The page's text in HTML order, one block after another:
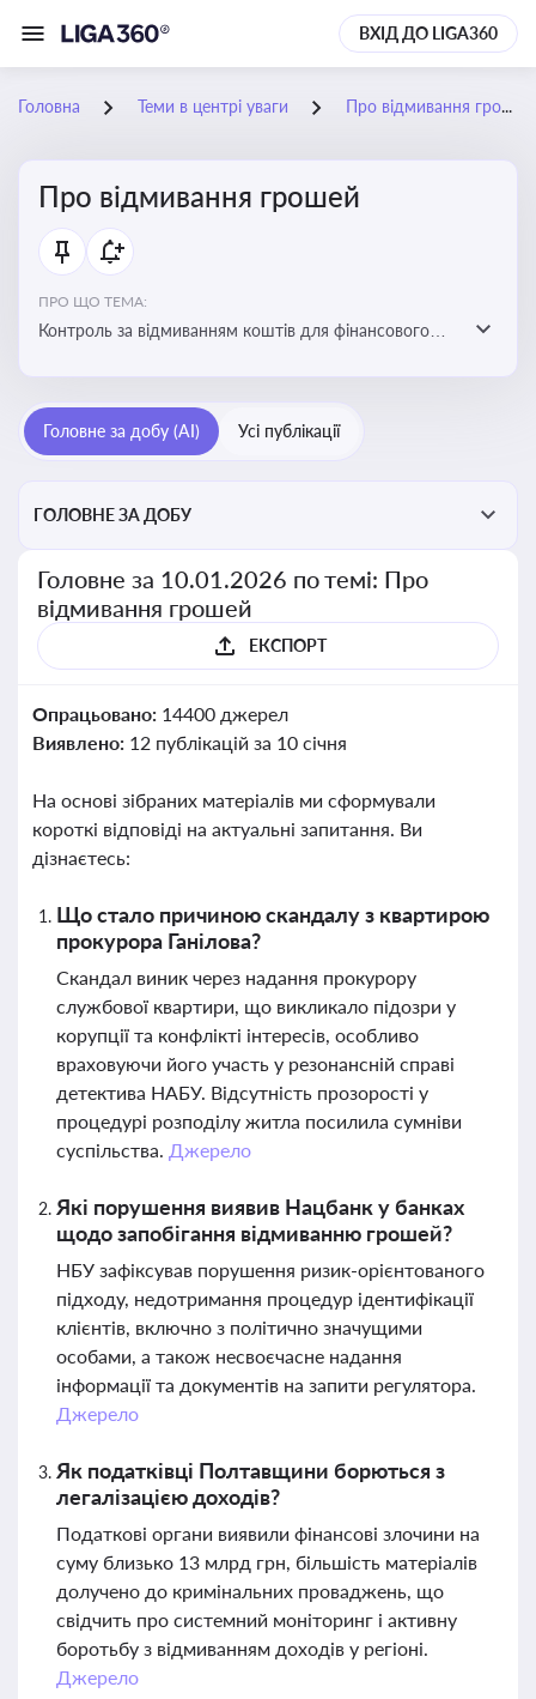
ВХІД ДО LIGA360
Головна Теми в центрі уваги Про відмивання грошей
Про відмивання грошей
ПРО ЩО ТЕМА:
Контроль за відмиванням коштів для фінансового
сплати податків. Вбудовування AML у договори та
Головне за добу (AI) Усі публікації
ГОЛОВНЕ ЗА ДОБУ
Головне за 10.01.2026 по темі: Про
відмивання грошей
ЕКСПОРТ
Опрацьовано: 14400 джерел
Виявлено: 12 публікацій за 10 січня
На основі зібраних матеріалів ми сформували
короткі відповіді на актуальні запитання. Ви
дізнаєтесь:
Що стало причиною скандалу з квартирою
прокурора Ганілова?
Скандал виник через надання прокурору
службової квартири, що викликало підозри у
корупції та конфлікті інтересів, особливо
враховуючи його участь у резонансній справі
детектива НАБУ. Відсутність прозорості у
процедурі розподілу житла посилила сумніви
суспільства. Джерело
Які порушення виявив Нацбанк у банках
щодо запобігання відмиванню грошей?
НБУ зафіксував порушення ризик-орієнтованого
підходу, недотримання процедур ідентифікації
клієнтів, включно з політично значущими
особами, а також несвоєчасне надання
інформації та документів на запити регулятора.
Джерело
Як податківці Полтавщини борються з
легалізацією доходів?
Податкові органи виявили фінансові злочини на
суму близько 13 млрд грн, більшість матеріалів
долучено до кримінальних проваджень, що
свідчить про системний моніторинг і активну
боротьбу з відмиванням доходів у регіоні.
Джерело